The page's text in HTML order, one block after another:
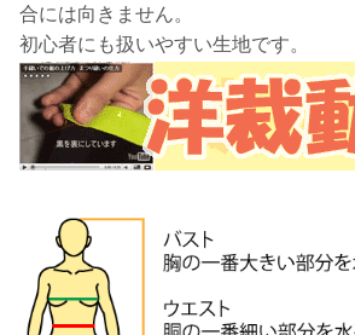
合には向きません。
初心者にも扱いやすい生地です。